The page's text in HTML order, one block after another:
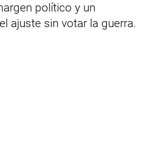
político y un
ajuste sin votar la guerra.